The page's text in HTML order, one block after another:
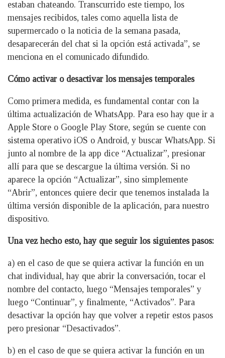
estaban chateando. Transcurrido este tiempo, los
mensajes recibidos, tales como aquella lista de
supermercado o la noticia de la semana pasada,
desaparecerán del chat si la opción está activada”, se
menciona en el comunicado difundido.
Cómo activar o desactivar los mensajes temporales
Como primera medida, es fundamental contar con la
última actualización de WhatsApp. Para eso hay que ir a
Apple Store o Google Play Store, según se cuente con
sistema operativo iOS o Android, y buscar WhatsApp. Si
junto al nombre de la app dice “Actualizar”, presionar
allí para que se descargue la última versión. Si no
aparece la opción “Actualizar”, sino simplemente
“Abrir”, entonces quiere decir que tenemos instalada la
última versión disponible de la aplicación, para nuestro
dispositivo.
Una vez hecho esto, hay que seguir los siguientes pasos:
a) en el caso de que se quiera activar la función en un
chat individual, hay que abrir la conversación, tocar el
nombre del contacto, luego “Mensajes temporales” y
luego “Continuar”, y finalmente, “Activados”. Para
desactivar la opción hay que volver a repetir estos pasos
pero presionar “Desactivados”.
b) en el caso de que se quiera activar la función en un